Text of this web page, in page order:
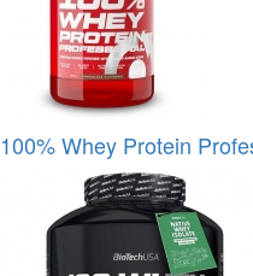
100% Whey Protein